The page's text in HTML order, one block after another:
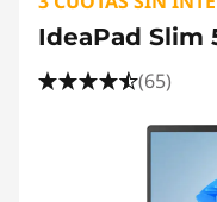
IdeaPad Slim
(65)